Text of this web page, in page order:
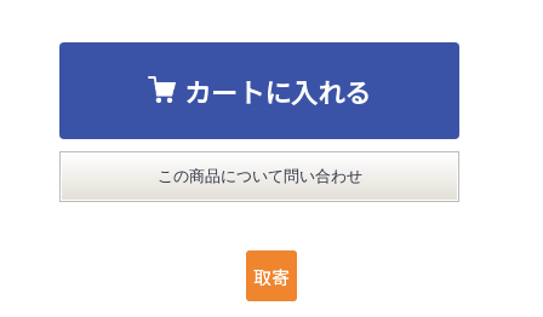
カートに入れる
この商品について問い合わせ